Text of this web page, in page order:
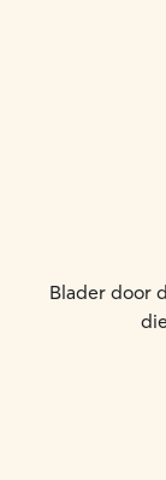
Blader door